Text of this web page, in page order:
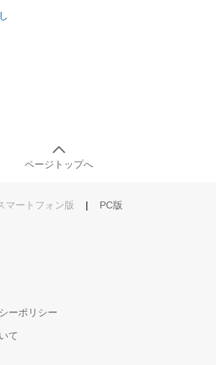
ページトップへ
マートフォン版 | PC版
ーポリシー
て